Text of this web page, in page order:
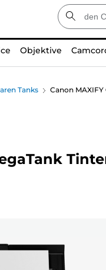
Objektive
Tanks Canon